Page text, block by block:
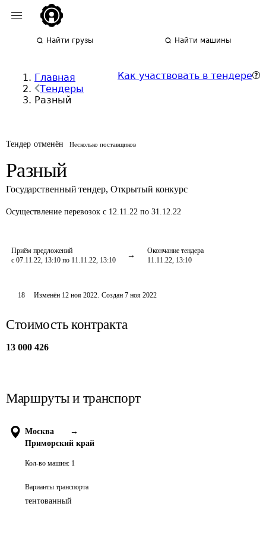
Найти грузы Найти машины
Главная
Тендеры
Разный
Как участвовать в тендере
Тендер отменён Несколько поставщиков
Разный
Государственный тендер, Открытый конкурс
Осуществление перевозок с 12.11.22 по 31.12.22
Приём предложений
с 07.11.22, 13:10 по 11.11.22, 13:10
Окончание тендера
11.11.22, 13:10
18 Изменён 12 ноя 2022. Создан 7 ноя 2022
Стоимость контракта
13 000 426
Маршруты и транспорт
Москва
→
Приморский край
Кол-во машин: 1
Варианты транспорта
тентованный